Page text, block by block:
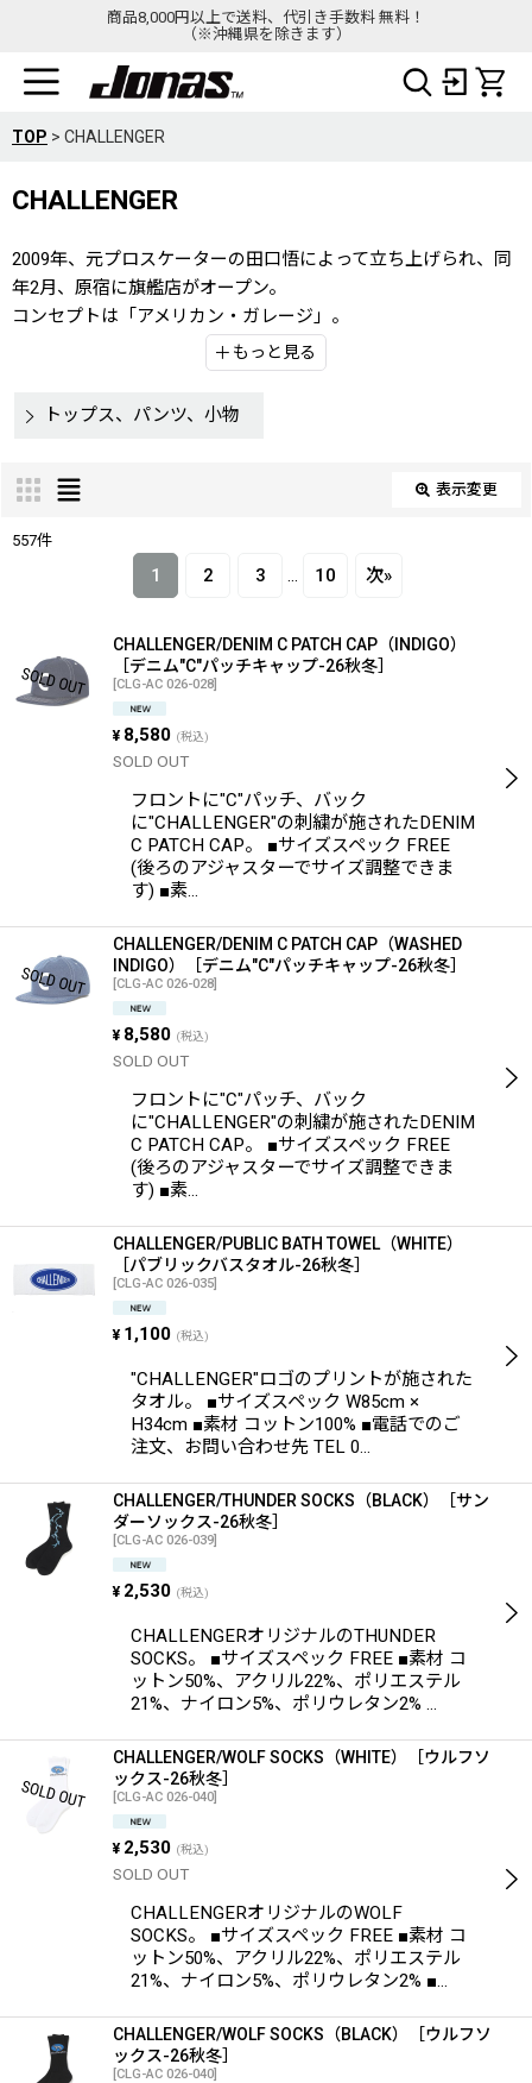
商品8,000円以上で送料、代引き手数料 無料！
（※沖縄県を除きます）
TOP > CHALLENGER
CHALLENGER
2009年、元プロスケーターの田口悟によって立ち上げられ、同
年2月、原宿に旗艦店がオープン。
コンセプトは「アメリカン・ガレージ」。
車、バイク、スケボー、楽器など、男が何歳になっても愛情を
注ぎ込むガキの遊び道具が眠っているガレージからいくつもの
カルチャーが生まれ、ヒーローが生まれてきた。
デザイナーがそのように捉えた「アメリカンガレージ」という
もっと見る
トップス、パンツ、小物
表示変更
並び順:
閉じる
557件
1 2 3 ... 10 次»
CHALLENGER/DENIM C PATCH CAP（INDIGO）
［デニム"C"パッチキャップ-26秋冬］
[CLG-AC 026-028]
¥ 8,580 (税込)
SOLD OUT
フロントに"C"パッチ、バック
に"CHALLENGER"の刺繍が施されたDENIM
C PATCH CAP。 ■サイズスペック FREE
(後ろのアジャスターでサイズ調整できま
す) ■素…
CHALLENGER/DENIM C PATCH CAP（WASHED
INDIGO）［デニム"C"パッチキャップ-26秋冬］
[CLG-AC 026-028]
¥ 8,580 (税込)
SOLD OUT
フロントに"C"パッチ、バック
に"CHALLENGER"の刺繍が施されたDENIM
C PATCH CAP。 ■サイズスペック FREE
(後ろのアジャスターでサイズ調整できま
す) ■素…
CHALLENGER/PUBLIC BATH TOWEL（WHITE）
［パブリックバスタオル-26秋冬］
[CLG-AC 026-035]
¥ 1,100 (税込)
"CHALLENGER"ロゴのプリントが施された
タオル。 ■サイズスペック W85cm ×
H34cm ■素材 コットン100% ■電話でのご
注文、お問い合わせ先 TEL 0…
CHALLENGER/THUNDER SOCKS（BLACK）［サン
ダーソックス-26秋冬］
[CLG-AC 026-039]
¥ 2,530 (税込)
CHALLENGERオリジナルのTHUNDER
SOCKS。 ■サイズスペック FREE ■素材 コ
ットン50%、アクリル22%、ポリエステル
21%、ナイロン5%、ポリウレタン2% …
CHALLENGER/WOLF SOCKS（WHITE）［ウルフソ
ックス-26秋冬］
[CLG-AC 026-040]
¥ 2,530 (税込)
SOLD OUT
CHALLENGERオリジナルのWOLF
SOCKS。 ■サイズスペック FREE ■素材 コ
ットン50%、アクリル22%、ポリエステル
21%、ナイロン5%、ポリウレタン2% ■…
CHALLENGER/WOLF SOCKS（BLACK）［ウルフソ
ックス-26秋冬］
[CLG-AC 026-040]